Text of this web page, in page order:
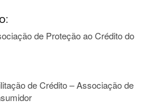
de Proteção ao Crédito do
de Crédito – Associação de